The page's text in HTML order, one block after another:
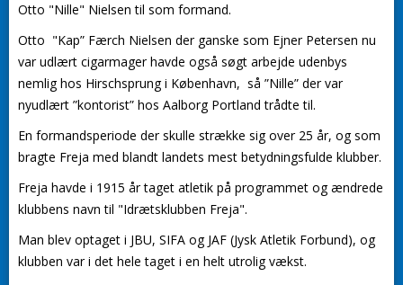
Otto "Nille" Nielsen til som formand.
Otto "Kap” Færch Nielsen der ganske som Ejner Petersen nu
var udlært cigarmager havde også søgt arbejde udenbys
nemlig hos Hirschsprung i København, så ”Nille” der var
nyudlært ”kontorist” hos Aalborg Portland trådte til.
En formandsperiode der skulle strække sig over 25 år, og som
bragte Freja med blandt landets mest betydningsfulde klubber.
Freja havde i 1915 år taget atletik på programmet og ændrede
klubbens navn til "Idrætsklubben Freja".
Man blev optaget i JBU, SIFA og JAF (Jysk Atletik Forbund), og
klubben var i det hele taget i en helt utrolig vækst.